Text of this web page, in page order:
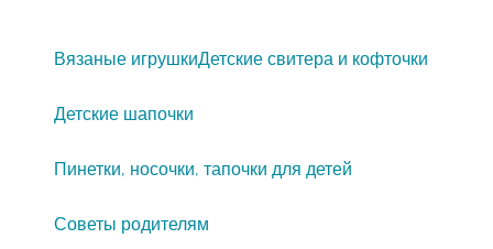
Вязаные игрушкиДетские свитера и кофточки
Детские шапочки
Пинетки, носочки, тапочки для детей
Советы родителям